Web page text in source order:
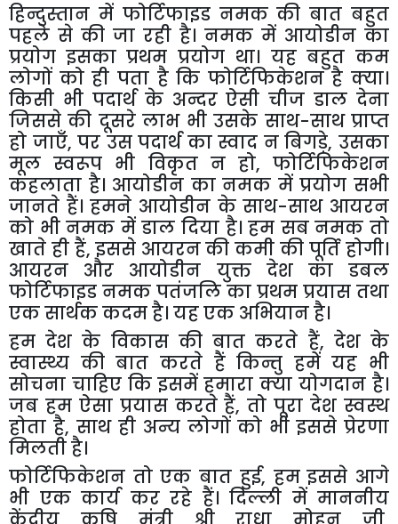
हिन्दुस्तान में फोर्टिफाइड नमक की बात बहुत
पहले से की जा रही है। नमक में आयोडीन का
प्रयोग इसका प्रथम प्रयोग था। यह बहुत कम
लोगों को ही पता है कि फोर्टिफिकेशन है क्या।
किसी भी पदार्थ के अन्दर ऐसी चीज डाल देना
जिससे की दूसरे लाभ भी उसके साथ-साथ प्राप्त
हो जाएँ,पर उस पदार्थ का स्वाद न बिगड़े,उसका
मूल स्वरूप भी विकृत न हो,फोर्टिफिकेशन
कहलाता है। आयोडीन का नमक में प्रयोग सभी
जानते हैं। हमने आयोडीन के साथ-साथ आयरन
को भी नमक में डाल दिया है। हम सब नमक तो
खाते ही हैं,इससे आयरन की कमी की पूर्ति होगी।
आयरन और आयोडीन युक्त देश का डबल
फोर्टिफाइड नमक पतंजलि का प्रथम प्रयास तथा
एक सार्थक कदम है। यह एक अभियान है।
हम देश के विकास की बात करते हैं, देश के
स्वास्थ्य की बात करते हैं किन्तु हमें यह भी
सोचना चाहिए कि इसमें हमारा क्या योगदान है।
जब हम ऐसा प्रयास करते हैं,तो पूरा देश स्वस्थ
होता है, साथ ही अन्य लोगों को भी इससे प्रेरणा
मिलती है।
फोर्टिफिकेशन तो एक बात हुई, हम इससे आगे
भी एक कार्य कर रहे हैं। दिल्ली में माननीय